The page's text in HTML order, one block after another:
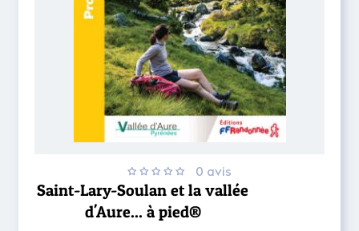
0 avis
Saint-Lary-Soulan et la vallée
d'Aure... à pied®